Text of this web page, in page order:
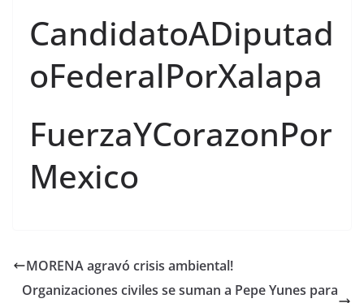
CandidatoADiputad
oFederalPorXalapa
FuerzaYCorazonPor
Mexico
MORENA agravó crisis ambiental!
Organizaciones civiles se suman a Pepe Yunes para